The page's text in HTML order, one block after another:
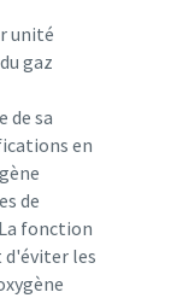
unité
gaz
de sa
en
de
fonction
les